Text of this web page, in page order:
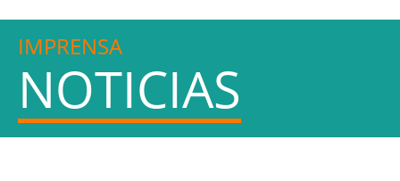
IMPRENSA
NOTICIAS